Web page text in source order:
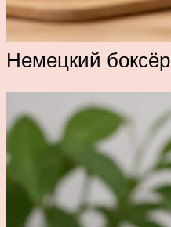
Немецкий боксёр